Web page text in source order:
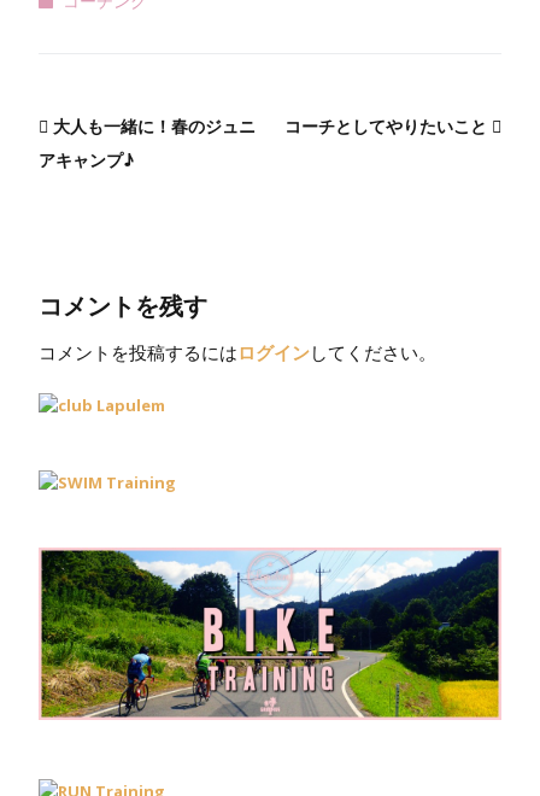
大人も一緒に！春のジュニ
アキャンプ♪
コーチとしてやりたいこと
コメントを残す
コメントを投稿するにはログインしてください。